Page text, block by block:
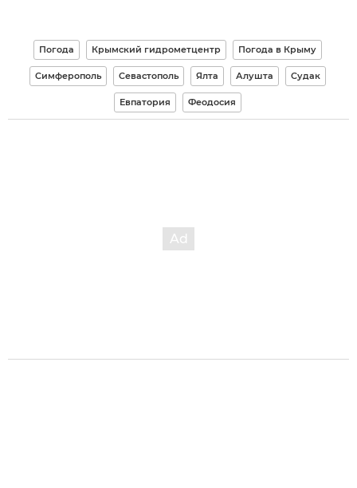
Погода Крымский гидрометцентр Погода в Крыму
Симферополь Севастополь Ялта Алушта Судак
Евпатория Феодосия